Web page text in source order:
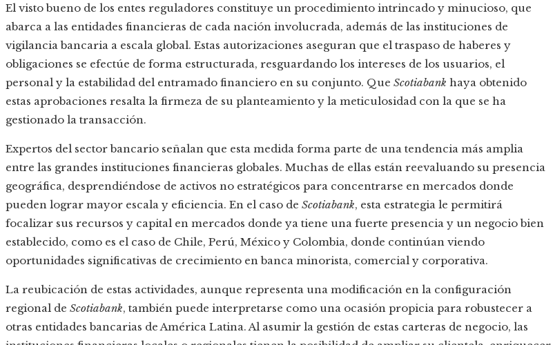
El visto bueno de los entes reguladores constituye un procedimiento intrincado y minucioso, que
abarca a las entidades financieras de cada nación involucrada, además de las instituciones de
vigilancia bancaria a escala global. Estas autorizaciones aseguran que el traspaso de haberes y
obligaciones se efectúe de forma estructurada, resguardando los intereses de los usuarios, el
personal y la estabilidad del entramado financiero en su conjunto. Que Scotiabank haya obtenido
estas aprobaciones resalta la firmeza de su planteamiento y la meticulosidad con la que se ha
gestionado la transacción.
Expertos del sector bancario señalan que esta medida forma parte de una tendencia más amplia
entre las grandes instituciones financieras globales. Muchas de ellas están reevaluando su presencia
geográfica, desprendiéndose de activos no estratégicos para concentrarse en mercados donde
pueden lograr mayor escala y eficiencia. En el caso de Scotiabank, esta estrategia le permitirá
focalizar sus recursos y capital en mercados donde ya tiene una fuerte presencia y un negocio bien
establecido, como es el caso de Chile, Perú, México y Colombia, donde continúan viendo
oportunidades significativas de crecimiento en banca minorista, comercial y corporativa.
La reubicación de estas actividades, aunque representa una modificación en la configuración
regional de Scotiabank, también puede interpretarse como una ocasión propicia para robustecer a
otras entidades bancarias de América Latina. Al asumir la gestión de estas carteras de negocio, las